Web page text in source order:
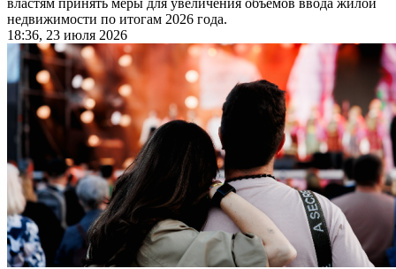
недвижимости по итогам 2026 года.
18:36, 23 июля 2026